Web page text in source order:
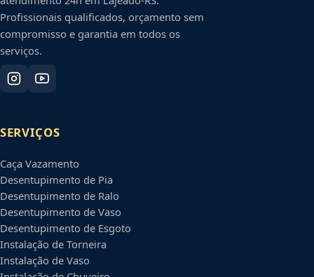
Profissionais qualificados, orçamento sem
compromisso e garantia em todos os
serviços.
SERVIÇOS
Caça Vazamento
Desentupimento de Pia
Desentupimento de Ralo
Desentupimento de Vaso
Desentupimento de Esgoto
Instalação de Torneira
Instalação de Vaso